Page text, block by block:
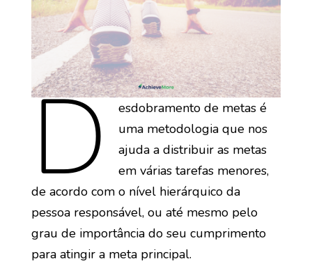
D
esdobramento de metas é
uma metodologia que nos
ajuda a distribuir as metas
em várias tarefas menores,
de acordo com o nível hierárquico da
pessoa responsável, ou até mesmo pelo
grau de importância do seu cumprimento
para atingir a meta principal.